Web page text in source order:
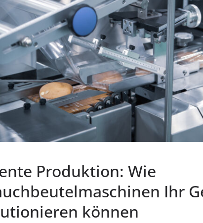
Produktion: Wie
Ihr
können